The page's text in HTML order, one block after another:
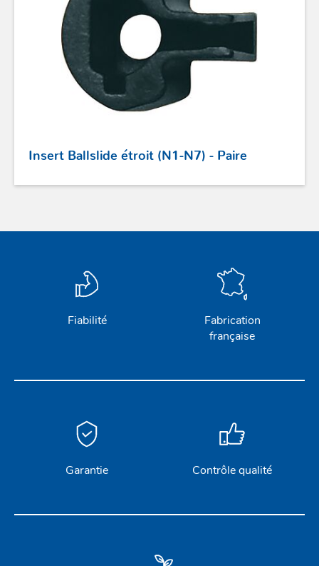
Insert Ballslide étroit (N1-N7) - Paire
Fiabilité
Fabrication
française
Garantie Contrôle qualité